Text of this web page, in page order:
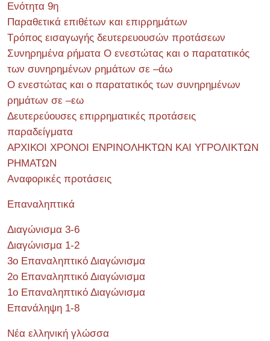
Ενότητα 9η
Παραθετικά επιθέτων και επιρρημάτων
Τρόπος εισαγωγής δευτερευουσών προτάσεων
Συνηρημένα ρήματα Ο ενεστώτας και ο παρατατικός
των συνηρημένων ρημάτων σε –άω
Ο ενεστώτας και ο παρατατικός των συνηρημένων
ρημάτων σε –εω
Δευτερεύουσες επιρρηματικές προτάσεις
παραδείγματα
ΑΡΧΙΚΟΙ ΧΡΟΝΟΙ ΕΝΡΙΝΟΛΗΚΤΩΝ ΚΑΙ ΥΓΡΟΛΙΚΤΩΝ
ΡΗΜΑΤΩΝ
Αναφορικές προτάσεις
Επαναληπτικά
Διαγώνισμα 3-6
Διαγώνισμα 1-2
3ο Επαναληπτικό Διαγώνισμα
2ο Επαναληπτικό Διαγώνισμα
1ο Επαναληπτικό Διαγώνισμα
Επανάληψη 1-8
Νέα ελληνική γλώσσα